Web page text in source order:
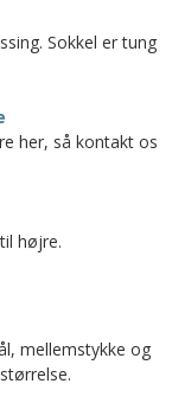
Sokkel er tung
her, så kontakt os
højre.
mellemstykke og